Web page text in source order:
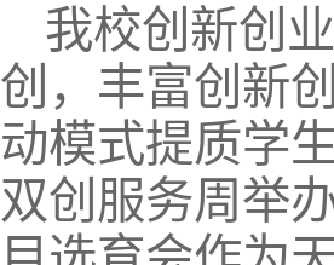
我校创新创
创，丰富创新
动模式提质学
双创服务周举